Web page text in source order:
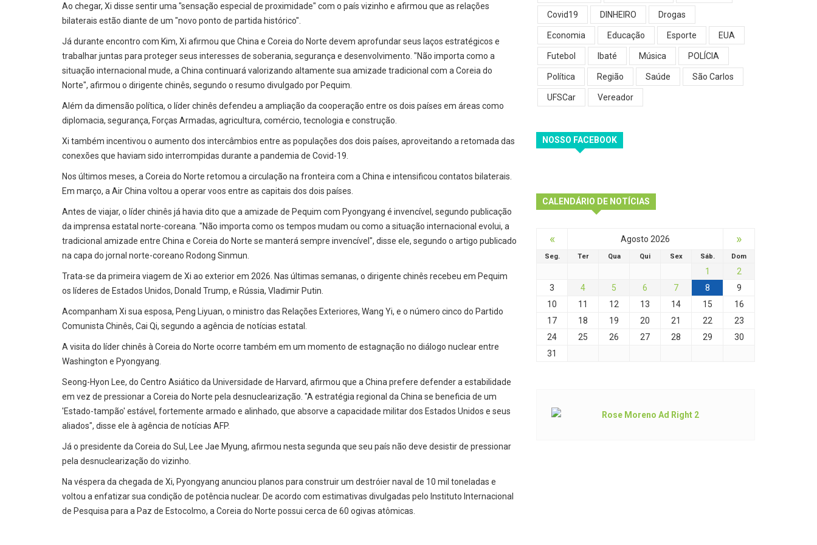
Ao chegar, Xi disse sentir uma "sensação especial de proximidade" com o país vizinho e afirmou que as relações
bilaterais estão diante de um "novo ponto de partida histórico".
Já durante encontro com Kim, Xi afirmou que China e Coreia do Norte devem aprofundar seus laços estratégicos e
trabalhar juntas para proteger seus interesses de soberania, segurança e desenvolvimento. "Não importa como a
situação internacional mude, a China continuará valorizando altamente sua amizade tradicional com a Coreia do
Norte", afirmou o dirigente chinês, segundo o resumo divulgado por Pequim.
Além da dimensão política, o líder chinês defendeu a ampliação da cooperação entre os dois países em áreas como
diplomacia, segurança, Forças Armadas, agricultura, comércio, tecnologia e construção.
Xi também incentivou o aumento dos intercâmbios entre as populações dos dois países, aproveitando a retomada das
conexões que haviam sido interrompidas durante a pandemia de Covid-19.
Nos últimos meses, a Coreia do Norte retomou a circulação na fronteira com a China e intensificou contatos bilaterais.
Em março, a Air China voltou a operar voos entre as capitais dos dois países.
Antes de viajar, o líder chinês já havia dito que a amizade de Pequim com Pyongyang é invencível, segundo publicação
da imprensa estatal norte-coreana. "Não importa como os tempos mudam ou como a situação internacional evolui, a
tradicional amizade entre China e Coreia do Norte se manterá sempre invencível", disse ele, segundo o artigo publicado
na capa do jornal norte-coreano Rodong Sinmun.
Trata-se da primeira viagem de Xi ao exterior em 2026. Nas últimas semanas, o dirigente chinês recebeu em Pequim
os líderes de Estados Unidos, Donald Trump, e Rússia, Vladimir Putin.
Acompanham Xi sua esposa, Peng Liyuan, o ministro das Relações Exteriores, Wang Yi, e o número cinco do Partido
Comunista Chinês, Cai Qi, segundo a agência de notícias estatal.
A visita do líder chinês à Coreia do Norte ocorre também em um momento de estagnação no diálogo nuclear entre
Washington e Pyongyang.
Seong-Hyon Lee, do Centro Asiático da Universidade de Harvard, afirmou que a China prefere defender a estabilidade
em vez de pressionar a Coreia do Norte pela desnuclearização. "A estratégia regional da China se beneficia de um
'Estado-tampão' estável, fortemente armado e alinhado, que absorve a capacidade militar dos Estados Unidos e seus
aliados", disse ele à agência de notícias AFP.
Já o presidente da Coreia do Sul, Lee Jae Myung, afirmou nesta segunda que seu país não deve desistir de pressionar
pela desnuclearização do vizinho.
Na véspera da chegada de Xi, Pyongyang anunciou planos para construir um destróier naval de 10 mil toneladas e
voltou a enfatizar sua condição de potência nuclear. De acordo com estimativas divulgadas pelo Instituto Internacional
de Pesquisa para a Paz de Estocolmo, a Coreia do Norte possui cerca de 60 ogivas atômicas.
Covid19 DINHEIRO Drogas
Economia Educação Esporte EUA
Futebol Ibaté Música POLÍCIA
Política Região Saúde São Carlos
UFSCar Vereador
NOSSO FACEBOOK
CALENDÁRIO DE NOTÍCIAS
« Agosto 2026 »
Seg. Ter Qua Qui Sex Sáb. Dom
1
2
3
4 5 6 7 8
9
10
11 12 13 14 15
16
17
18 19 20 21 22
23
24
25 26 27 28 29
30
31